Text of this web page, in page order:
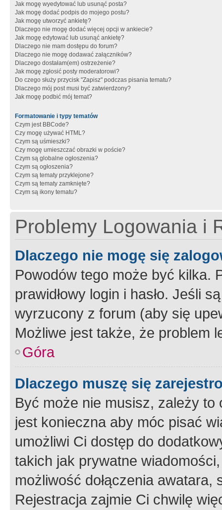
Jak mogę wyedytować lub usunąć posta?
Jak mogę dodać podpis do mojego postu?
Jak mogę utworzyć ankietę?
Dlaczego nie mogę dodać więcej opcji w ankiecie?
Jak mogę edytować lub usunąć ankietę?
Dlaczego nie mam dostępu do forum?
Dlaczego nie mogę dodawać załączników?
Dlaczego dostałam(em) ostrzeżenie?
Jak mogę zgłosić posty moderatorowi?
Do czego służy przycisk "Zapisz" podczas pisania tematu?
Dlaczego mój post musi być zatwierdzony?
Jak mogę podbić mój temat?
Formatowanie i typy tematów
Czym jest BBCode?
Czy mogę używać HTML?
Czym są uśmieszki?
Czy mogę umieszczać obrazki w poście?
Czym są globalne ogłoszenia?
Czym są ogłoszenia?
Czym są tematy przyklejone?
Czym są tematy zamknięte?
Czym są ikony tematu?
Problemy Logowania i
Dlaczego nie mogę się
Powodów tego może być kilka.
prawidłowy login i hasło. Jeśli
wyrzucony z forum (aby się
Możliwe jest także, że problem
Góra
Dlaczego muszę się
Być może nie musisz, zależy
jest konieczna aby móc pisać
umożliwi Ci dostęp do
takich jak prywatne
możliwość dołączenia
Rejestracja zajmie Ci chwilę